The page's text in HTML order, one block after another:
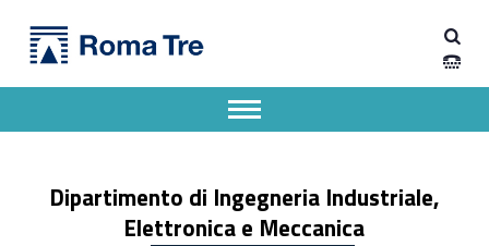
Verbali Consiglio 2023 - Dipartimento di Ingegneria Industriale, Elettronica e Meccanica
Dipartimento di Ingegneria Industriale, Elettronica e Meccanica dell'Università degli Studi Roma Tre
Dipartimento di Ingegneria Industriale,
Elettronica e Meccanica
Apri il menu secondario
Header info sidebar